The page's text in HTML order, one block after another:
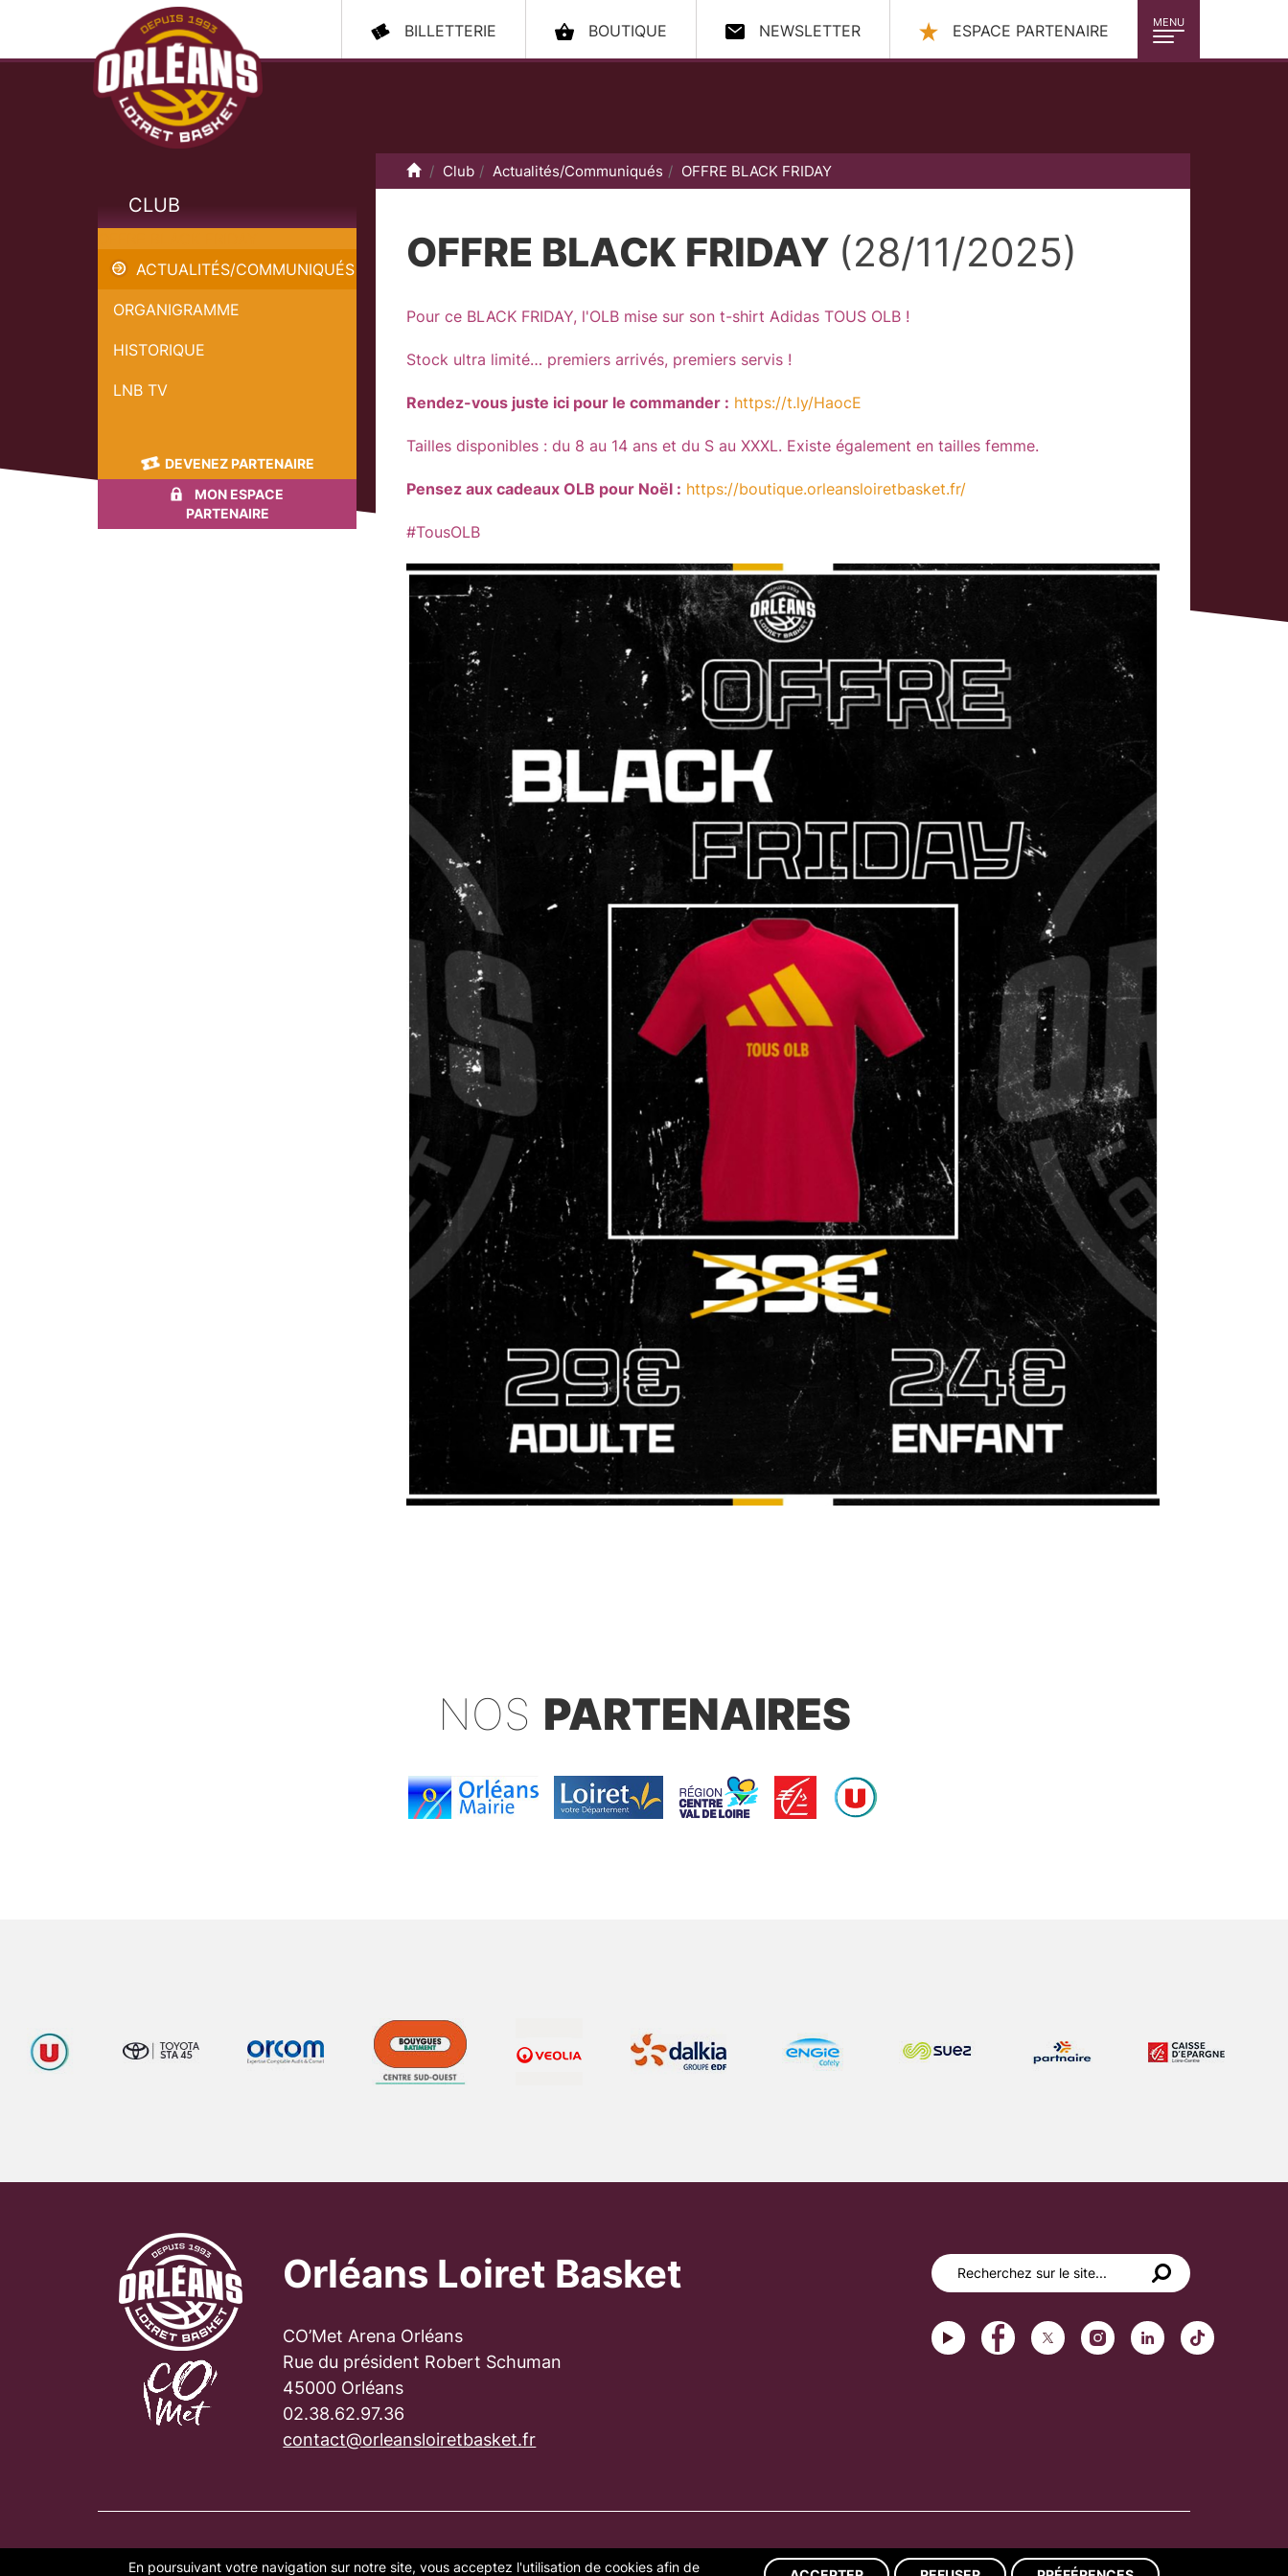
MENU
BILLETTERIE BOUTIQUE NEWSLETTER ESPACE PARTENAIRE
CLUB
ACTUALITÉS/COMMUNIQUÉS
ORGANIGRAMME
HISTORIQUE
LNB TV
DEVENEZ PARTENAIRE
MON ESPACE
PARTENAIRE
Accueil
Club Actualités/Communiqués OFFRE BLACK FRIDAY
OFFRE BLACK FRIDAY (28/11/2025)
Pour ce BLACK FRIDAY, l'OLB mise sur son t-shirt Adidas TOUS OLB !
Stock ultra limité… premiers arrivés, premiers servis !
Rendez-vous juste ici pour le commander : https://t.ly/HaocE
Tailles disponibles : du 8 au 14 ans et du S au XXXL. Existe également en tailles femme.
Pensez aux cadeaux OLB pour Noël : https://boutique.orleansloiretbasket.fr/
#TousOLB
NOS PARTENAIRES
En poursuivant votre navigation sur notre site, vous acceptez l'utilisation de cookies afin de
Orléans Loiret Basket
CO’Met Arena Orléans
Rue du président Robert Schuman
45000 Orléans
02.38.62.97.36
contact@orleansloiretbasket.fr
PLAN DU SITE FAQ MENTIONS LÉGALES GESTION DES COOKIES Réalisation du site : ads-COM